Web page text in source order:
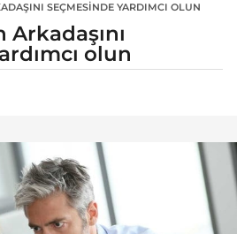
SEÇMESINDE YARDIMCI OLUN
Arkadaşını
olun